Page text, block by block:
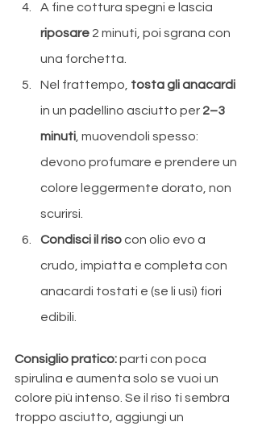
A fine cottura spegni e lascia
riposare 2 minuti, poi sgrana con
una forchetta.
Nel frattempo, tosta gli anacardi
in un padellino asciutto per 2–3
minuti , muovendoli spesso:
devono profumare e prendere un
colore leggermente dorato, non
scurirsi.
Condisci il riso con olio evo a
crudo, impiatta e completa con
anacardi tostati e (se li usi) fiori
edibili.
Consiglio pratico: parti con poca
spirulina e aumenta solo se vuoi un
colore più intenso. Se il riso ti sembra
troppo asciutto, aggiungi un